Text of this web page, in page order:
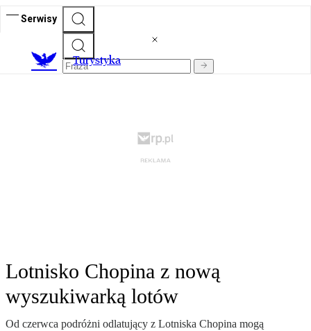
Serwisy
Turystyka
Lotnisko Chopina z nową
wyszukiwarką lotów
Od czerwca podróżni odlatujący z Lotniska Chopina mogą